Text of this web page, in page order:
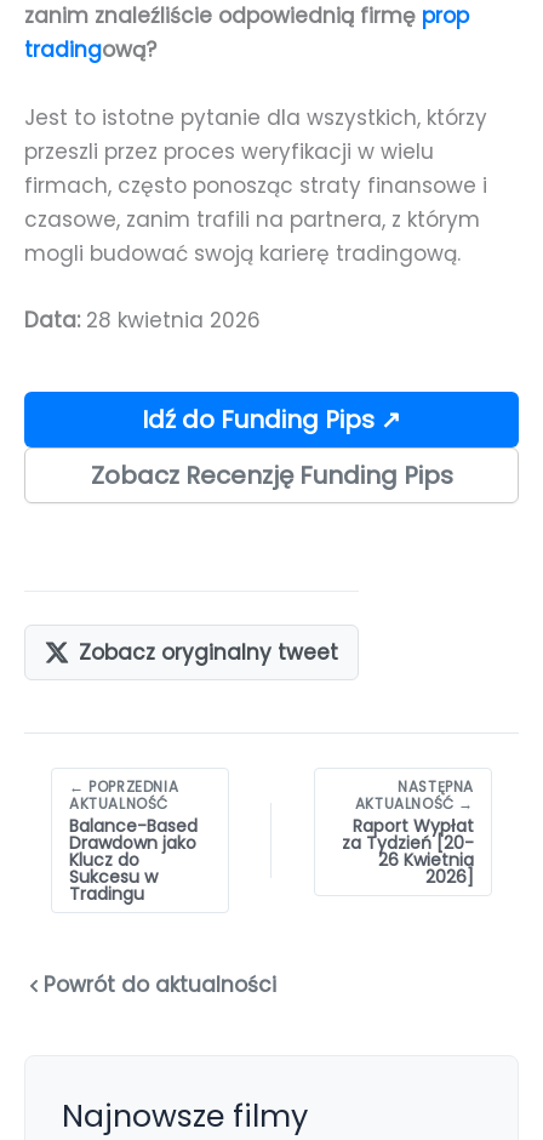
zanim znaleźliście odpowiednią firmę prop
tradingową?
Jest to istotne pytanie dla wszystkich, którzy
przeszli przez proces weryfikacji w wielu
firmach, często ponosząc straty finansowe i
czasowe, zanim trafili na partnera, z którym
mogli budować swoją karierę tradingową.
Data:28 kwietnia 2026
Idź do Funding Pips ↗
Zobacz Recenzję Funding Pips
Zobacz oryginalny tweet
Nawigacja
wpisów
← POPRZEDNIA
AKTUALNOŚĆ
Balance-Based
Drawdown jako
Klucz do
Sukcesu w
Tradingu
NASTĘPNA
AKTUALNOŚĆ →
Raport Wypłat
za Tydzień [20-
26 Kwietnia
2026]
Powrót do aktualności
Najnowsze filmy